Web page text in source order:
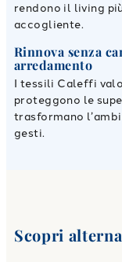
rendono il living
accogliente.
Rinnova senza
arredamento
I tessili Caleffi
proteggono le
trasformano
gesti.
Scopri